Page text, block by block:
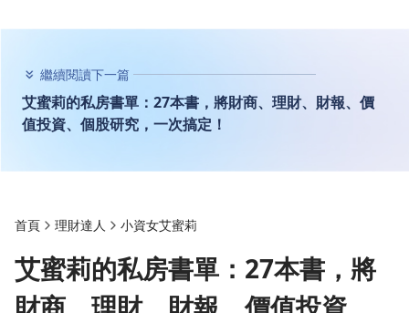
繼續閱讀下一篇
艾蜜莉的私房書單：27本書，將財商、理財、財報、價
值投資、個股研究，一次搞定！
首頁 理財達人 小資女艾蜜莉
艾蜜莉的私房書單：27本書，將